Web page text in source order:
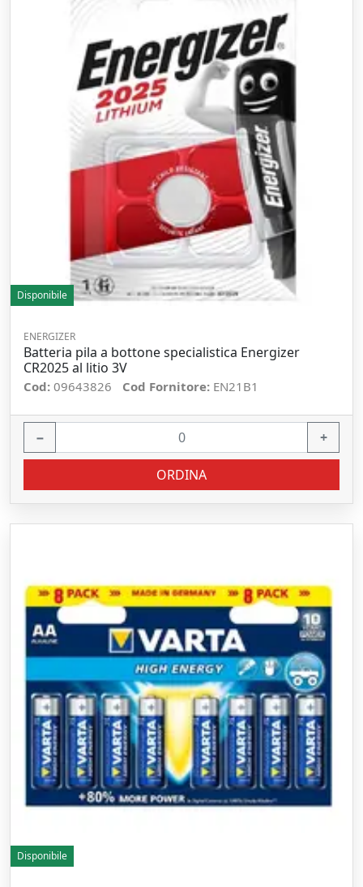
Disponibile
ENERGIZER
Batteria pila a bottone specialistica Energizer
CR2025 al litio 3V
Cod: 09643826 Cod Fornitore: EN21B1
− +
ORDINA
Disponibile